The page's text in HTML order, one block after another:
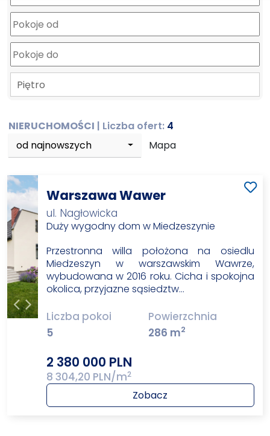
Piętro
NIERUCHOMOŚCI | Liczba ofert: 4
od najnowszych
Mapa
Warszawa Wawer
ul. Nagłowicka
Duży wygodny dom w Miedzeszynie
Przestronna willa położona na osiedlu
Miedzeszyn w warszawskim Wawrze,
wybudowana w 2016 roku. Cicha i spokojna
okolica, przyjazne sąsiedztw…
Liczba pokoi
5
Powierzchnia
286 m2
2 380 000 PLN
8 304,20 PLN/m2
Zobacz